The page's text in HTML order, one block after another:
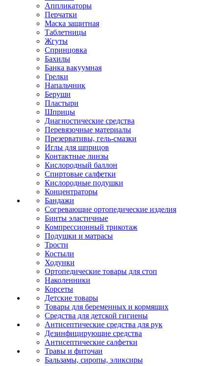
Аппликаторы
Перчатки
Маска защитная
Таблетницы
Жгуты
Спринцовка
Бахилы
Банка вакуумная
Грелки
Напальчник
Беруши
Пластыри
Шприцы
Диагностические средства
Перевязочные материалы
Презервативы, гель-смазки
Иглы для шприцов
Контактные линзы
Кислородный баллон
Спиртовые салфетки
Кислородные подушки
Концентраторы
Бандажи
Согревающие ортопедические изделия
Бинты эластичные
Компрессионный трикотаж
Подушки и матрасы
Трости
Костыли
Ходунки
Ортопедические товары для стоп
Наколенники
Корсеты
Детские товары
Товары для беременных и кормящих
Средства для детской гигиены
Антисептические средства для рук
Дезинфицирующие средства
Антисептические салфетки
Травы и фиточаи
Бальзамы, сиропы, эликсиры